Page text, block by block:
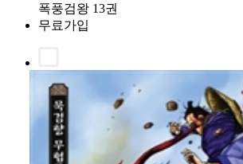
폭풍검왕 13권
무료가입